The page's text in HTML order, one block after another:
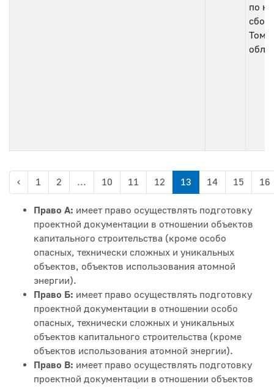
по
‹ 1 2 ... 10 11 12 13 14 15 16
Право А: имеет право осуществлять подготовку
проектной документации в отношении объектов
капитального строительства (кроме особо
опасных, технически сложных и уникальных
объектов, объектов использования атомной
энергии).
Право Б: имеет право осуществлять подготовку
проектной документации в отношении особо
опасных, технически сложных и уникальных
объектов капитального строительства (кроме
объектов использования атомной энергии).
Право В: имеет право осуществлять подготовку
проектной документации в отношении объектов